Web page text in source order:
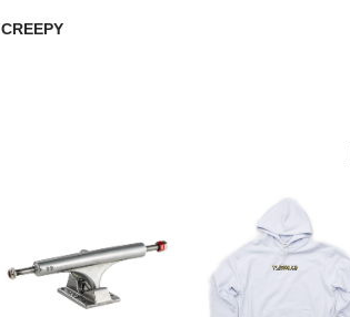
CREEPY